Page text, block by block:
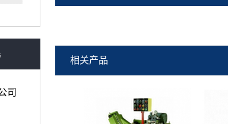
司
相关产品